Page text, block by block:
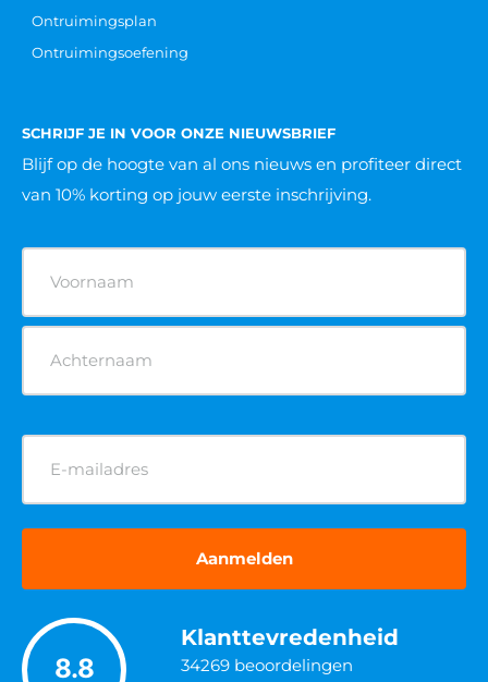
Ontruimingsplan
Ontruimingsoefening
SCHRIJF JE IN VOOR ONZE NIEUWSBRIEF
Blijf op de hoogte van al ons nieuws en profiteer direct
van 10% korting op jouw eerste inschrijving.
(Vereist)
E-
mailadres
(Vereist)
8.8
Klanttevredenheid
34269 beoordelingen